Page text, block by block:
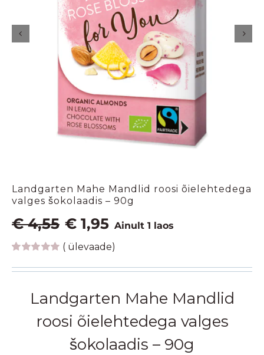
Kontakt
Landgarten Mahe Mandlid roosi õielehtedega
valges šokolaadis – 90g
€4,55 Algne
oli:
€ 1,95 Praegune
on:
Ainult 1 laos
5.00/5
(ülevaade)
Landgarten Mahe Mandlid
roosi õielehtedega valges
šokolaadis – 90g